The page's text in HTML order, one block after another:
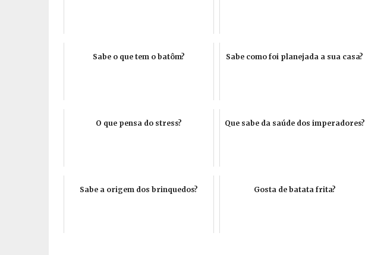
Sabe o que tem o batôm? Sabe como foi planejada a sua casa?
O que pensa do stress? Que sabe da saúde dos imperadores?
Sabe a origem dos brinquedos? Gosta de batata frita?